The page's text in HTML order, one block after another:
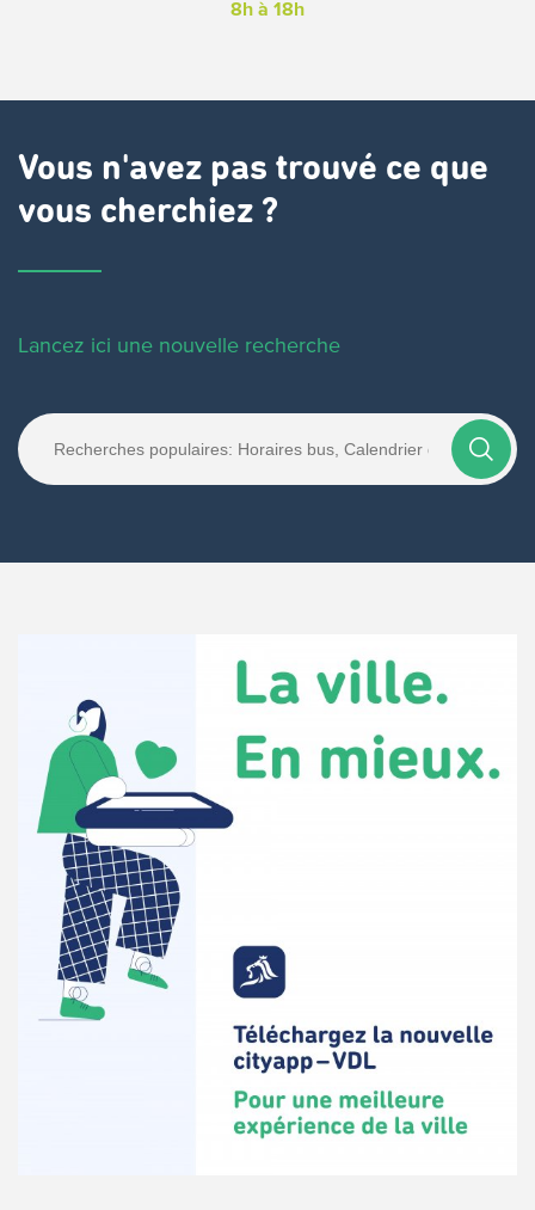
8h à 18h
Vous n'avez pas trouvé ce que
vous cherchiez ?
Lancez ici une nouvelle recherche